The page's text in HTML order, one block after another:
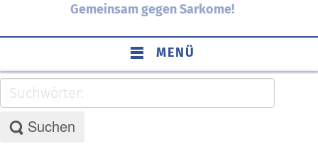
Gemeinsam gegen Sarkome!
MENÜ
Suchwörter:
Suchen